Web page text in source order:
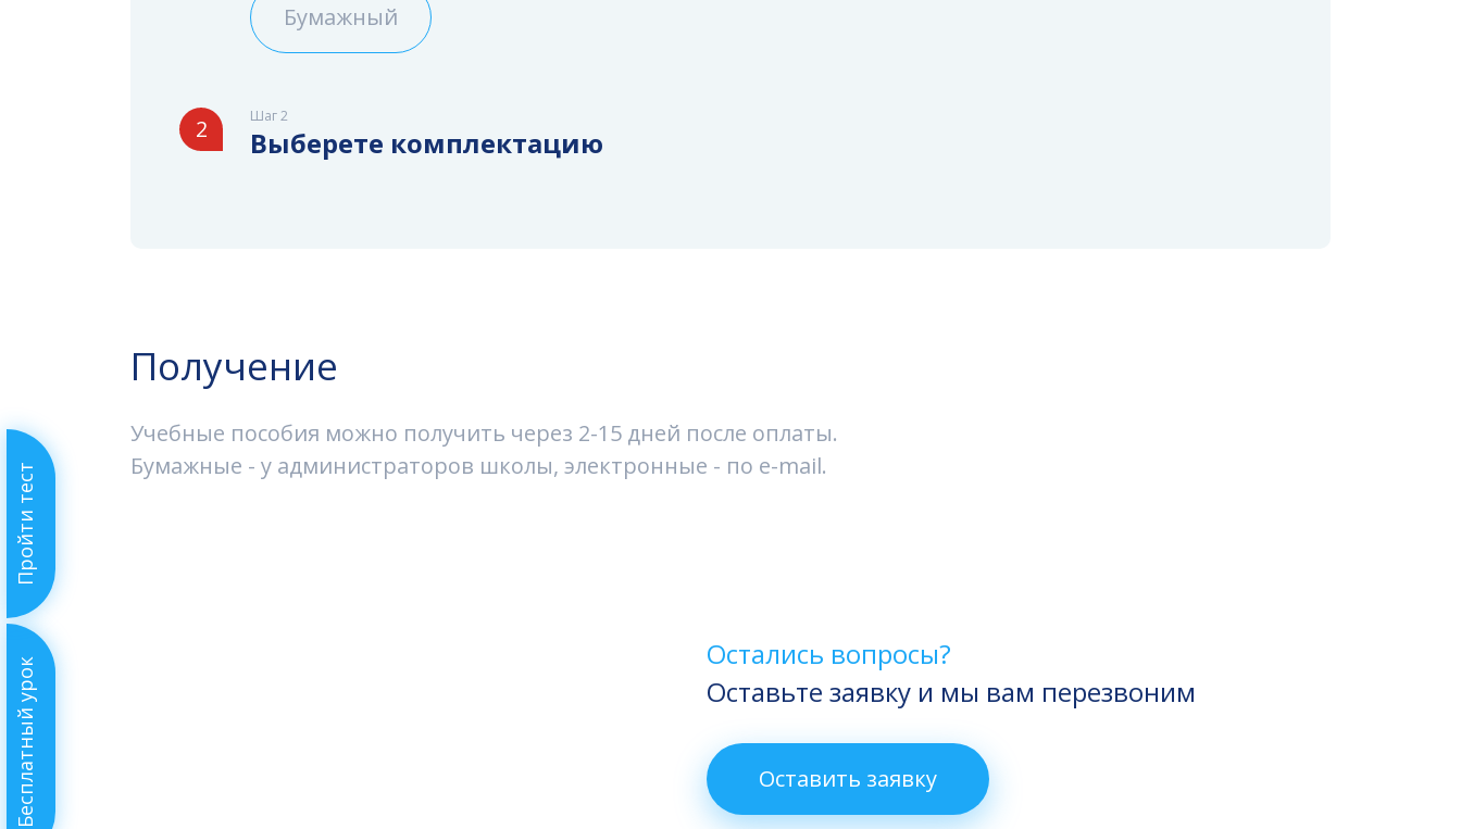
Бесплатный урок
Пройти тест
Бумажный
Шаг 2
2 Выберете комплектацию
Получение
Учебные пособия можно получить через 2-15 дней после оплаты.
Бумажные - у администраторов школы, электронные - по e-mail.
Остались вопросы?
Оставьте заявку и мы вам перезвоним
Оставить заявку